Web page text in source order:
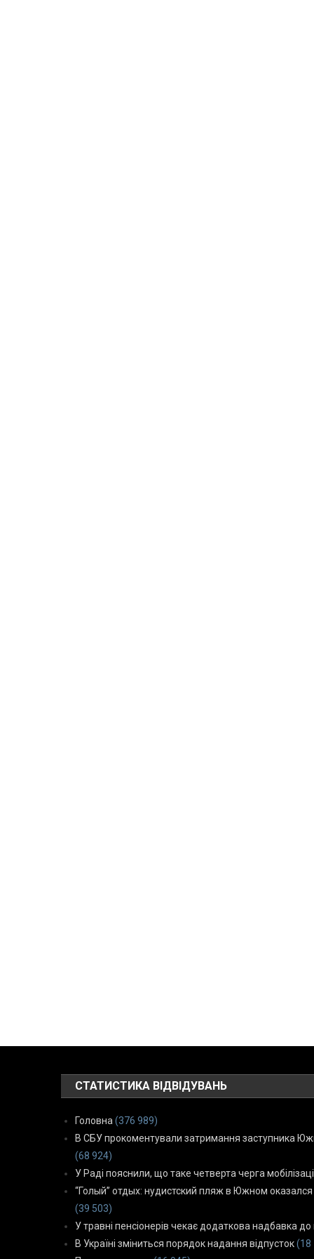
СТАТИСТИКА ВІДВІДУВАНЬ
Головна (376 989)
В СБУ прокоментували затримання заступника
(68 924)
У Раді пояснили, що таке четверта черга
“Голый” отдых: нудистский пляж в Южном
(39 503)
У травні пенсіонерів чекає додаткова надбавка до
В Україні зміниться порядок надання відпусток (18